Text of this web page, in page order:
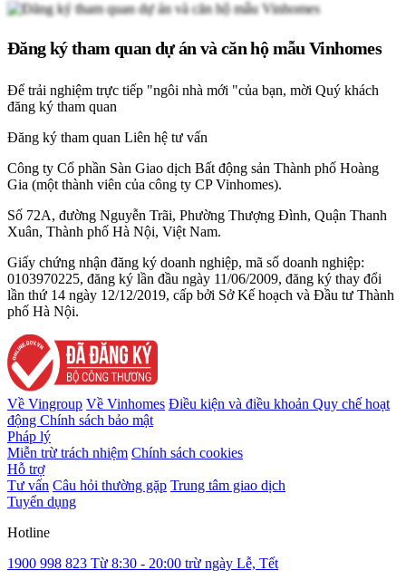
Đăng ký tham quan dự án và căn hộ mẫu Vinhomes
Để trải nghiệm trực tiếp "ngôi nhà mới "của bạn, mời Quý khách
đăng ký tham quan
Đăng ký tham quan Liên hệ tư vấn
Công ty Cổ phần Sàn Giao dịch Bất động sản Thành phố Hoàng
Gia (một thành viên của công ty CP Vinhomes).
Số 72A, đường Nguyễn Trãi, Phường Thượng Đình, Quận Thanh
Xuân, Thành phố Hà Nội, Việt Nam.
Giấy chứng nhận đăng ký doanh nghiệp, mã số doanh nghiệp:
0103970225, đăng ký lần đầu ngày 11/06/2009, đăng ký thay đổi
lần thứ 14 ngày 12/12/2019, cấp bởi Sở Kế hoạch và Đầu tư Thành
phố Hà Nội.
Về Vingroup Về Vinhomes Điều kiện và điều khoản Quy chế hoạt
động Chính sách bảo mật
Pháp lý
Miễn trừ trách nhiệm Chính sách cookies
Hỗ trợ
Tư vấn Câu hỏi thường gặp Trung tâm giao dịch
Tuyển dụng
Hotline
1900 998 823 Từ 8:30 - 20:00 trừ ngày Lễ, Tết